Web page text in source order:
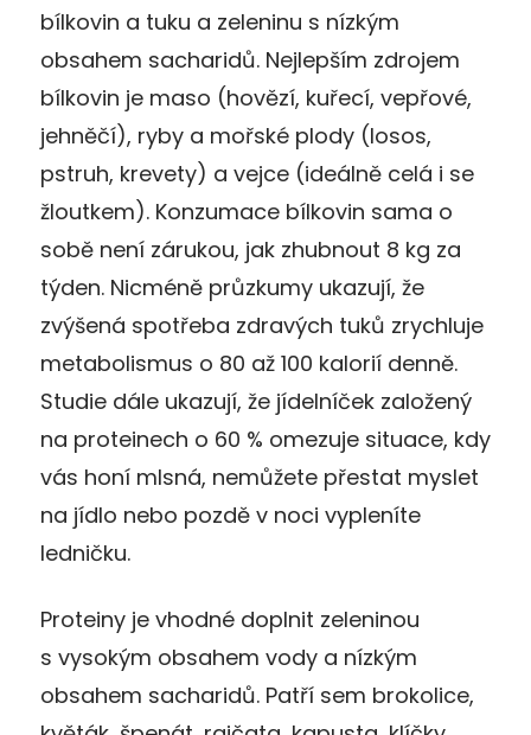
bílkovin a tuku a zeleninu s nízkým
obsahem sacharidů. Nejlepším zdrojem
bílkovin je maso (hovězí, kuřecí, vepřové,
jehněčí), ryby a mořské plody (losos,
pstruh, krevety) a vejce (ideálně celá i se
žloutkem). Konzumace bílkovin sama o
sobě není zárukou, jak zhubnout 8 kg za
týden. Nicméně průzkumy ukazují, že
zvýšená spotřeba zdravých tuků zrychluje
metabolismus o 80 až 100 kalorií denně.
Studie dále ukazují, že jídelníček založený
na proteinech o 60 % omezuje situace, kdy
vás honí mlsná, nemůžete přestat myslet
na jídlo nebo pozdě v noci vypleníte
ledničku.
Proteiny je vhodné doplnit zeleninou
s vysokým obsahem vody a nízkým
obsahem sacharidů. Patří sem brokolice,